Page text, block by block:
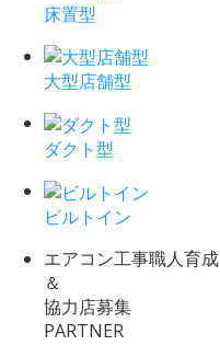
床置型
大型店舗型
ダクト型
ビルトイン
エアコン工事職人育成
＆
協力店募集
PARTNER